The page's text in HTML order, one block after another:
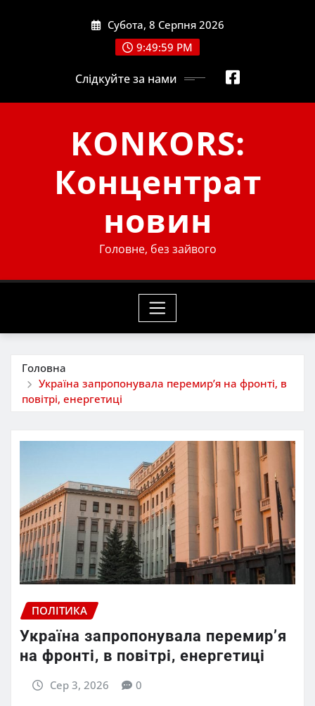
Субота, 8 Серпня 2026
9:50:01 PM
Слідкуйте за нами
KONKORS:
Концентрат
новин
Головне, без зайвого
Головна
Україна запропонувала перемирʼя на фронті, в
повітрі, енергетиці
ПОЛІТИКА
Україна запропонувала перемирʼя
на фронті, в повітрі, енергетиці
Сер 3, 2026 0